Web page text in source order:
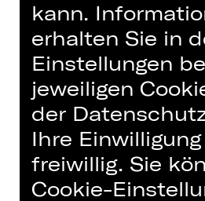
IN DIESER
JENNY MIT DEN
WOYZECK
kann.
erhalten Sie in
Einstellungen
jeweiligen
der
Ihre
freiwillig. Sie
Cookie-